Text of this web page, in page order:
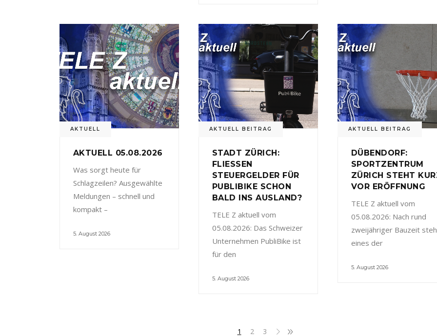
AKTUELL
AKTUELL 05.08.2026
Was sorgt heute für
Schlagzeilen? Ausgewählte
Meldungen – schnell und
kompakt –
5. August 2026
AKTUELL BEITRAG
STADT ZÜRICH:
FLIESSEN
STEUERGELDER FÜR
PUBLIBIKE SCHON
BALD INS AUSLAND?
TELE Z aktuell vom
05.08.2026: Das Schweizer
Unternehmen PubliBike ist
für den
5. August 2026
AKTUELL BEITRAG
DÜBENDORF:
SPORTZENTRUM
ZÜRICH STEHT
VOR ERÖFFNUNG
TELE Z aktuell vom
05.08.2026: Nach rund
zweijähriger Bauzeit
eines der
5. August 2026
1 2 3